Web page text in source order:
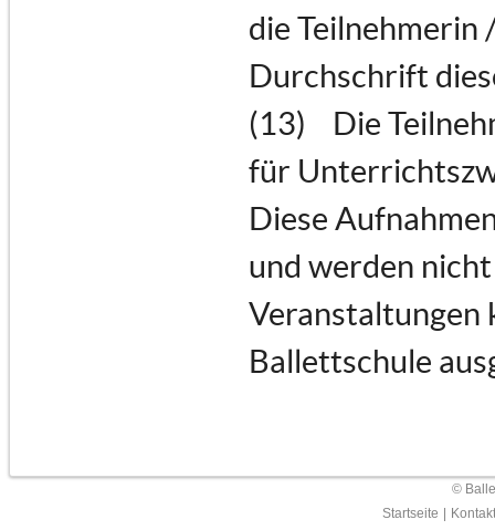
die Teilnehmerin
Durchschrift
(13) Die
für
Diese
und werden
Veranstaltungen
Ballettschule
©
Startseite
Kontakt